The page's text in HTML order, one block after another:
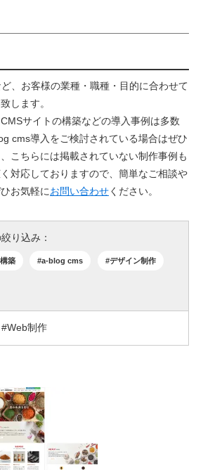
、お客様の業種・職種・目的に合わせて
します。
サイトの構築などの導入事例は多数
cms導入をご検討されている場合はぜひ
こちらには掲載されていない制作事例も
対応しておりますので、簡単なご相談や
お気軽にお問い合わせください。
り込み：
築 #a-blog cms #デザイン制作
制作